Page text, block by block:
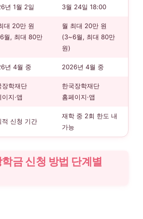
년 1월 2일
3월 24일 18:00
대 20만 원
월, 최대 80만
월 최대 20만 원
(3~6월, 최대 80만
원)
년 4월 중 2026년 4월 중
장학재단
지·앱
한국장학재단
홈페이지·앱
적 신청 기간
재학 중 2회 한도 내
가능
금 신청 방법 단계별